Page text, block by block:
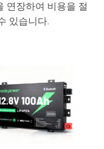
연장하여 비용을 절
있습니다.